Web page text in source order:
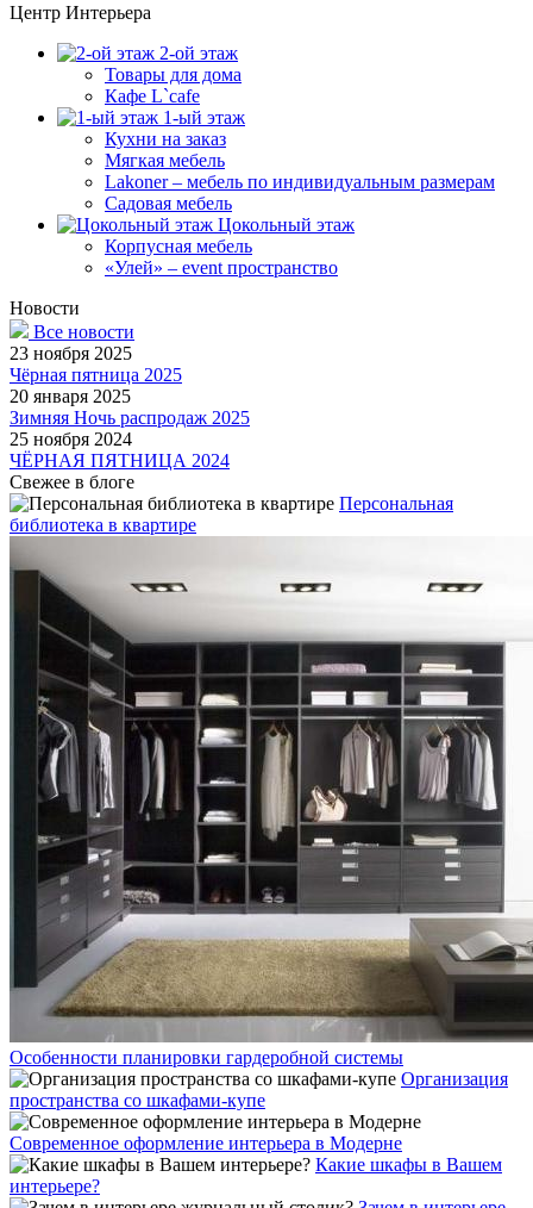
Центр Интерьера
2-ой этаж
Товары для дома
Кафе L`cafe
1-ый этаж
Кухни на заказ
Мягкая мебель
Lakoner – мебель по индивидуальным размерам
Садовая мебель
Цокольный этаж
Корпусная мебель
«Улей» – event пространство
Новости
Все новости
23 ноября 2025
Чёрная пятница 2025
20 января 2025
Зимняя Ночь распродаж 2025
25 ноября 2024
ЧЁРНАЯ ПЯТНИЦА 2024
Свежее в блоге
Персональная
библиотека в квартире
Особенности планировки гардеробной системы
Организация
пространства со шкафами-купе
Современное оформление интерьера в Модерне
Какие шкафы в Вашем
интерьере?